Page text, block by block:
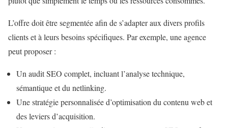
L’offre doit être segmentée afin de s’adapter aux divers profils
clients et à leurs besoins spécifiques. Par exemple, une agence
peut proposer :
Un audit SEO complet, incluant l’analyse technique,
sémantique et du netlinking.
Une stratégie personnalisée d’optimisation du contenu web et
des leviers d’acquisition.